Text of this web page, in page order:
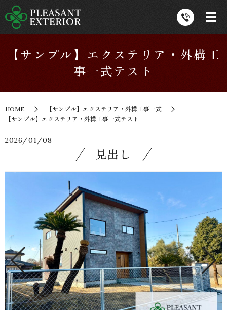
【サンプル】エクステリア・外構工
事一式テスト
HOME
【サンプル】エクステリア・外構工事一式
【サンプル】エクステリア・外構工事一式テスト
2026/01/08
見出し